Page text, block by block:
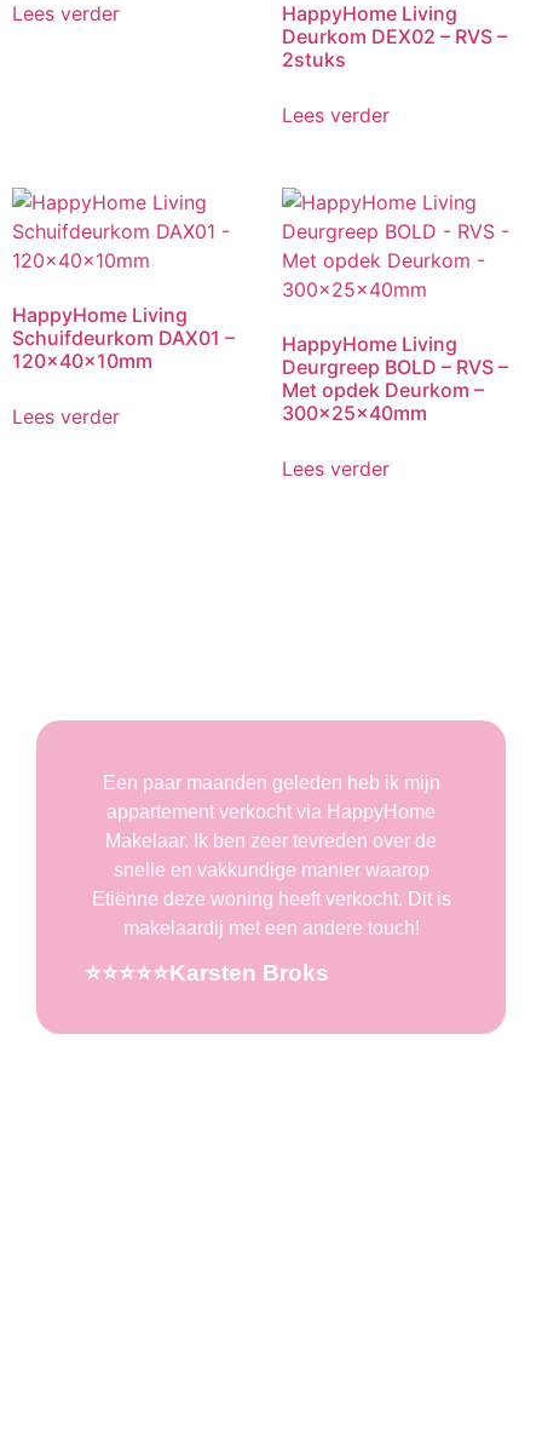
Lees verder
HappyHome Living
Deurkom DEX02 – RVS –
2stuks
Lees verder
HappyHome Living
Schuifdeurkom DAX01 –
120x40x10mm
Lees verder
HappyHome Living
Deurgreep BOLD – RVS –
Met opdek Deurkom –
300x25x40mm
Lees verder
Een paar maanden geleden heb ik mijn
appartement verkocht via HappyHome
Makelaar. Ik ben zeer tevreden over de
snelle en vakkundige manier waarop
Etiënne deze woning heeft verkocht. Dit is
makelaardij met een andere touch!
⭐️⭐️⭐️⭐️⭐️Karsten Broks